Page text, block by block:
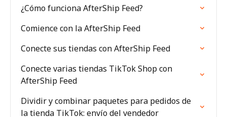
¿Cómo funciona AfterShip Feed?
Comience con la AfterShip Feed
Conecte sus tiendas con AfterShip Feed
Conecte varias tiendas TikTok Shop con
AfterShip Feed
Dividir y combinar paquetes para pedidos de
la tienda TikTok: envío del vendedor